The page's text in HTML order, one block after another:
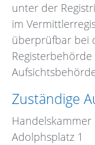
unter der
im
überprüfbar bei
Zuständige
Adolphsplatz 1